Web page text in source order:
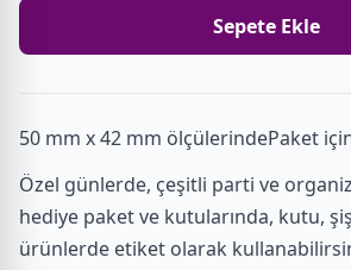
Sepete Ekle
50 mm x 42 mm ölçülerindePaket
Özel günlerde, çeşitli parti ve
hediye paket ve kutularında, kutu,
ürünlerde etiket olarak